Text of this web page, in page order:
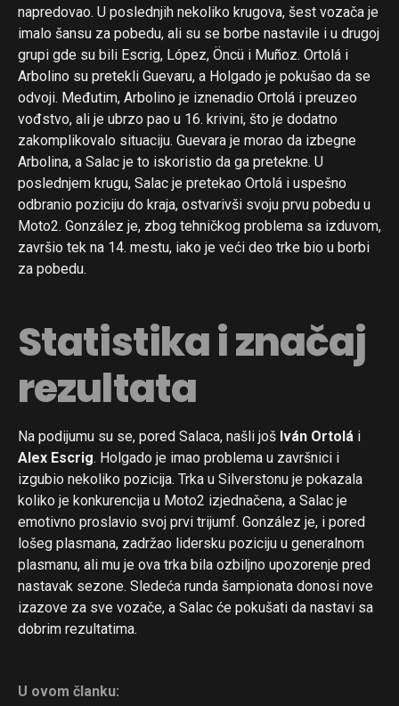
napredovao. U poslednjih nekoliko krugova, šest vozača je
imalo šansu za pobedu, ali su se borbe nastavile i u drugoj
grupi gde su bili Escrig, López, Öncü i Muñoz. Ortolá i
Arbolino su pretekli Guevaru, a Holgado je pokušao da se
odvoji. Međutim, Arbolino je iznenadio Ortolá i preuzeo
vođstvo, ali je ubrzo pao u 16. krivini, što je dodatno
zakomplikovalo situaciju. Guevara je morao da izbegne
Arbolina, a Salac je to iskoristio da ga pretekne. U
poslednjem krugu, Salac je pretekao Ortolá i uspešno
odbranio poziciju do kraja, ostvarivši svoju prvu pobedu u
Moto2. González je, zbog tehničkog problema sa izduvom,
završio tek na 14. mestu, iako je veći deo trke bio u borbi
za pobedu.
Statistika i značaj
rezultata
Na podijumu su se, pored Salaca, našli još Iván Ortolá i
Alex Escrig. Holgado je imao problema u završnici i
izgubio nekoliko pozicija. Trka u Silverstonu je pokazala
koliko je konkurencija u Moto2 izjednačena, a Salac je
emotivno proslavio svoj prvi trijumf. González je, i pored
lošeg plasmana, zadržao lidersku poziciju u generalnom
plasmanu, ali mu je ova trka bila ozbiljno upozorenje pred
nastavak sezone. Sledeća runda šampionata donosi nove
izazove za sve vozače, a Salac će pokušati da nastavi sa
dobrim rezultatima.
U ovom članku: